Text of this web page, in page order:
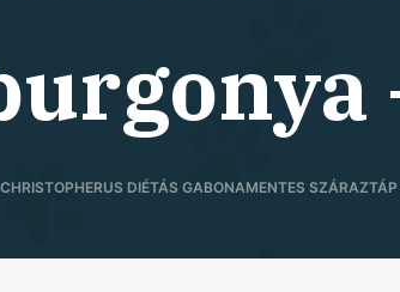
CHRISTOPHERUS DIÉTÁS GABONAMENTES